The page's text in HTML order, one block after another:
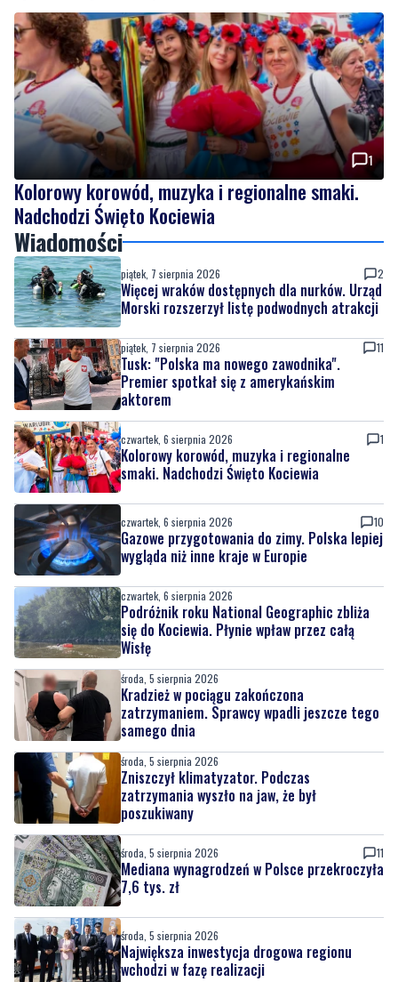
1
Kolorowy korowód, muzyka i regionalne smaki.
Nadchodzi Święto Kociewia
Wiadomości
piątek, 7 sierpnia 2026
Więcej wraków dostępnych dla nurków. Urząd
Morski rozszerzył listę podwodnych atrakcji
piątek, 7 sierpnia 2026 11
Tusk: "Polska ma nowego zawodnika".
Premier spotkał się z amerykańskim
aktorem
czwartek, 6 sierpnia 2026
Kolorowy korowód, muzyka i regionalne
smaki. Nadchodzi Święto Kociewia
czwartek, 6 sierpnia 2026
Gazowe przygotowania do zimy. Polska lepiej
czwartek, 6 sierpnia 2026
Podróżnik roku National Geographic zbliża
się do Kociewia. Płynie wpław przez całą
Wisłę
środa, 5 sierpnia 2026
Kradzież w pociągu zakończona
zatrzymaniem. Sprawcy wpadli jeszcze tego
samego dnia
środa, 5 sierpnia 2026
Zniszczył klimatyzator. Podczas
zatrzymania wyszło na jaw, że był
poszukiwany
środa, 5 sierpnia 2026
Mediana wynagrodzeń w Polsce przekroczyła
7,6 tys. zł
środa, 5 sierpnia 2026
Największa inwestycja drogowa regionu
środa, 5 sierpnia 2026
Pomorze najdroższym regionem w Polsce